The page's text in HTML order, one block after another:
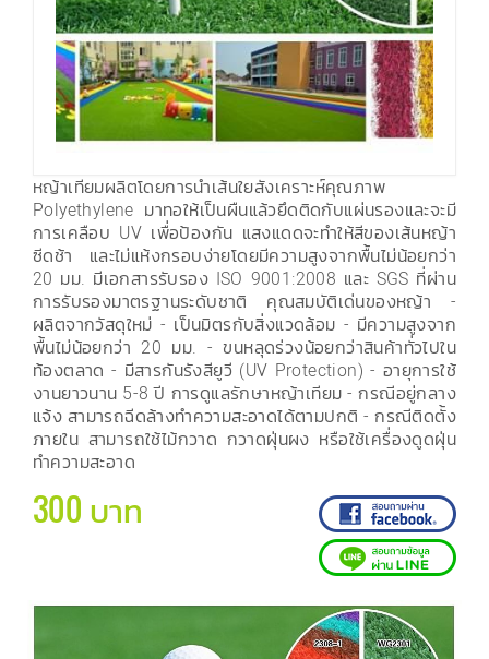
หญ้าเทียมผลิตโดยการนำเส้นใยสังเคราะห์คุณภาพ
Polyethylene มาทอให้เป็นผืนแล้วยึดติดกับแผ่นรองและจะมี
การเคลือบ UV เพื่อป้องกัน แสงแดดจะทำให้สีของเส้นหญ้า
ซีดช้า และไม่แห้งกรอบง่ายโดยมีความสูงจากพื้นไม่น้อยกว่า
20 มม. มีเอกสารรับรอง ISO 9001:2008 และ SGS ที่ผ่าน
การรับรองมาตรฐานระดับชาติ คุณสมบัติเด่นของหญ้า -
ผลิตจากวัสดุใหม่ - เป็นมิตรกับสิ่งแวดล้อม - มีความสูงจาก
พื้นไม่น้อยกว่า 20 มม. - ขนหลุดร่วงน้อยกว่าสินค้าทั่วไปใน
ท้องตลาด - มีสารกันรังสียูวี (UV Protection) - อายุการใช้
งานยาวนาน 5-8 ปี การดูแลรักษาหญ้าเทียม - กรณีอยู่กลาง
แจ้ง สามารถฉีดล้างทำความสะอาดได้ตามปกติ - กรณีติดตั้ง
ภายใน สามารถใช้ไม้กวาด กวาดฝุ่นผง หรือใช้เครื่องดูดฝุ่น
ทำความสะอาด
300 บาท